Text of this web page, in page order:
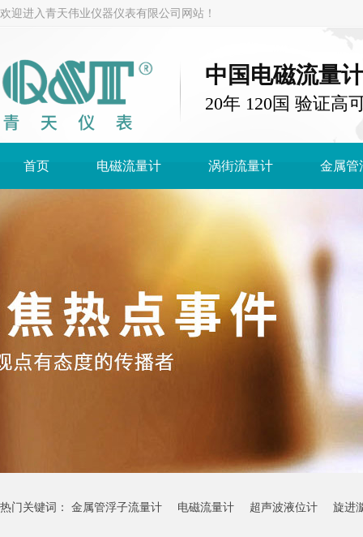
欢迎进入青天伟业仪器仪表有限公司网站！
中国电磁流量
20年 120国 验证高
首页 电磁流量计 涡街流量计 金属管
热门关键词： 金属管浮子流量计 电磁流量计 超声波液位计 旋进